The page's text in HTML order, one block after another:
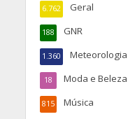
Geral
6.762
GNR
188
Meteorologia
1.360
Moda e Beleza
18
Música
815